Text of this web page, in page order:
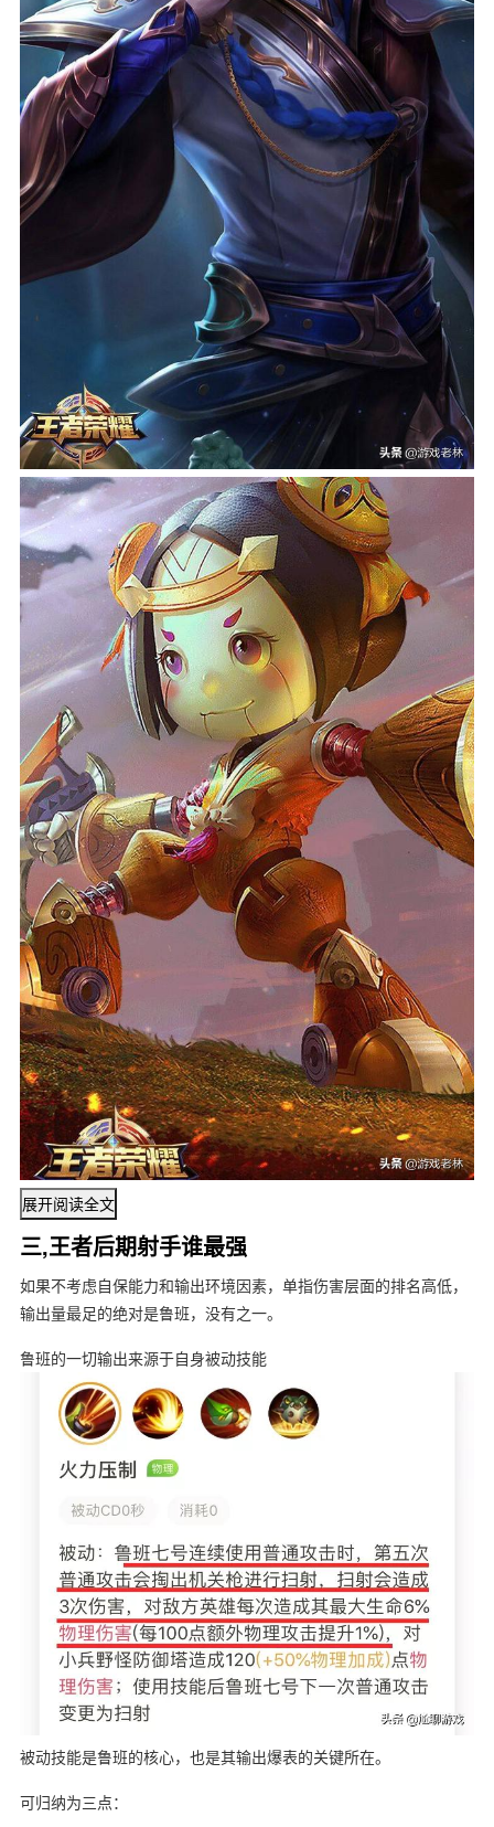
展开阅读全文
三,王者后期射手谁最强
如果不考虑自保能力和输出环境因素，单指伤害层面的排名高低，
输出量最足的绝对是鲁班，没有之一。
鲁班的一切输出来源于自身被动技能
被动技能是鲁班的核心，也是其输出爆表的关键所在。
可归纳为三点：